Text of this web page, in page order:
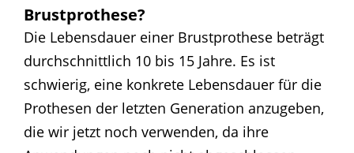
Brustprothese?
Die Lebensdauer einer Brustprothese beträgt
durchschnittlich 10 bis 15 Jahre. Es ist
schwierig, eine konkrete Lebensdauer für die
Prothesen der letzten Generation anzugeben,
die wir jetzt noch verwenden, da ihre